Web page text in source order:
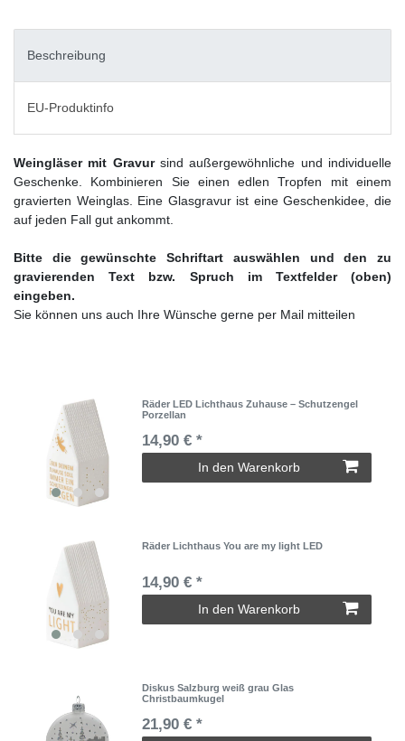
Beschreibung
EU-Produktinfo
Weingläser mit Gravursind außergewöhnliche und individuelle
Geschenke. Kombinieren Sie einen edlen Tropfen mit einem
gravierten Weinglas. Eine Glasgravur ist eine Geschenkidee, die
auf jeden Fall gut ankommt.
Bitte die gewünschte Schriftart auswählen und den zu
gravierenden Text bzw. Spruch im Textfelder (oben)
eingeben.
Sie können uns auch Ihre Wünsche gerne per Mail mitteilen
Räder LED Lichthaus Zuhause – Schutzengel
Porzellan
14,90 € *
In den Warenkorb
Räder Lichthaus You are my light LED
14,90 € *
In den Warenkorb
Diskus Salzburg weiß grau Glas
Christbaumkugel
21,90 € *